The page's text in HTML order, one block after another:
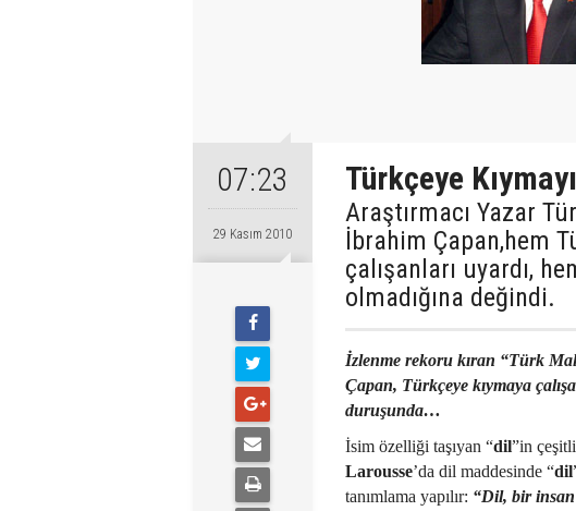
07:23
29 Kasım 2010
Türkçeye
Araştırmacı Yazar
İbrahim Çapan,hem
çalışanları uyardı,
olmadığına değindi.
İzlenme rekoru kıran “Türk
Çapan, Türkçeye kıymaya
duruşunda…
İsim özelliği taşıyan “dil”in
Larousse’da dil maddesinde “dil
tanımlama yapılır: “Dil, bir